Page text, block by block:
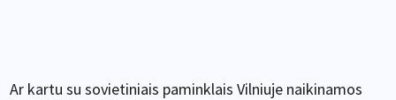
Ar kartu su sovietiniais paminklais Vilniuje naikinamos